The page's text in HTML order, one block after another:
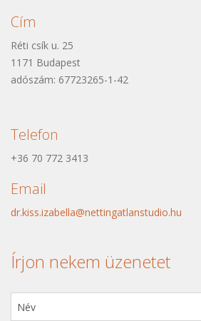
Cím
Réti csík u. 25
1171 Budapest
adószám: 67723265-1-42
Telefon
+36 70 772 3413
Email
dr.kiss.izabella@nettingatlanstudio.hu
Írjon nekem üzenetet